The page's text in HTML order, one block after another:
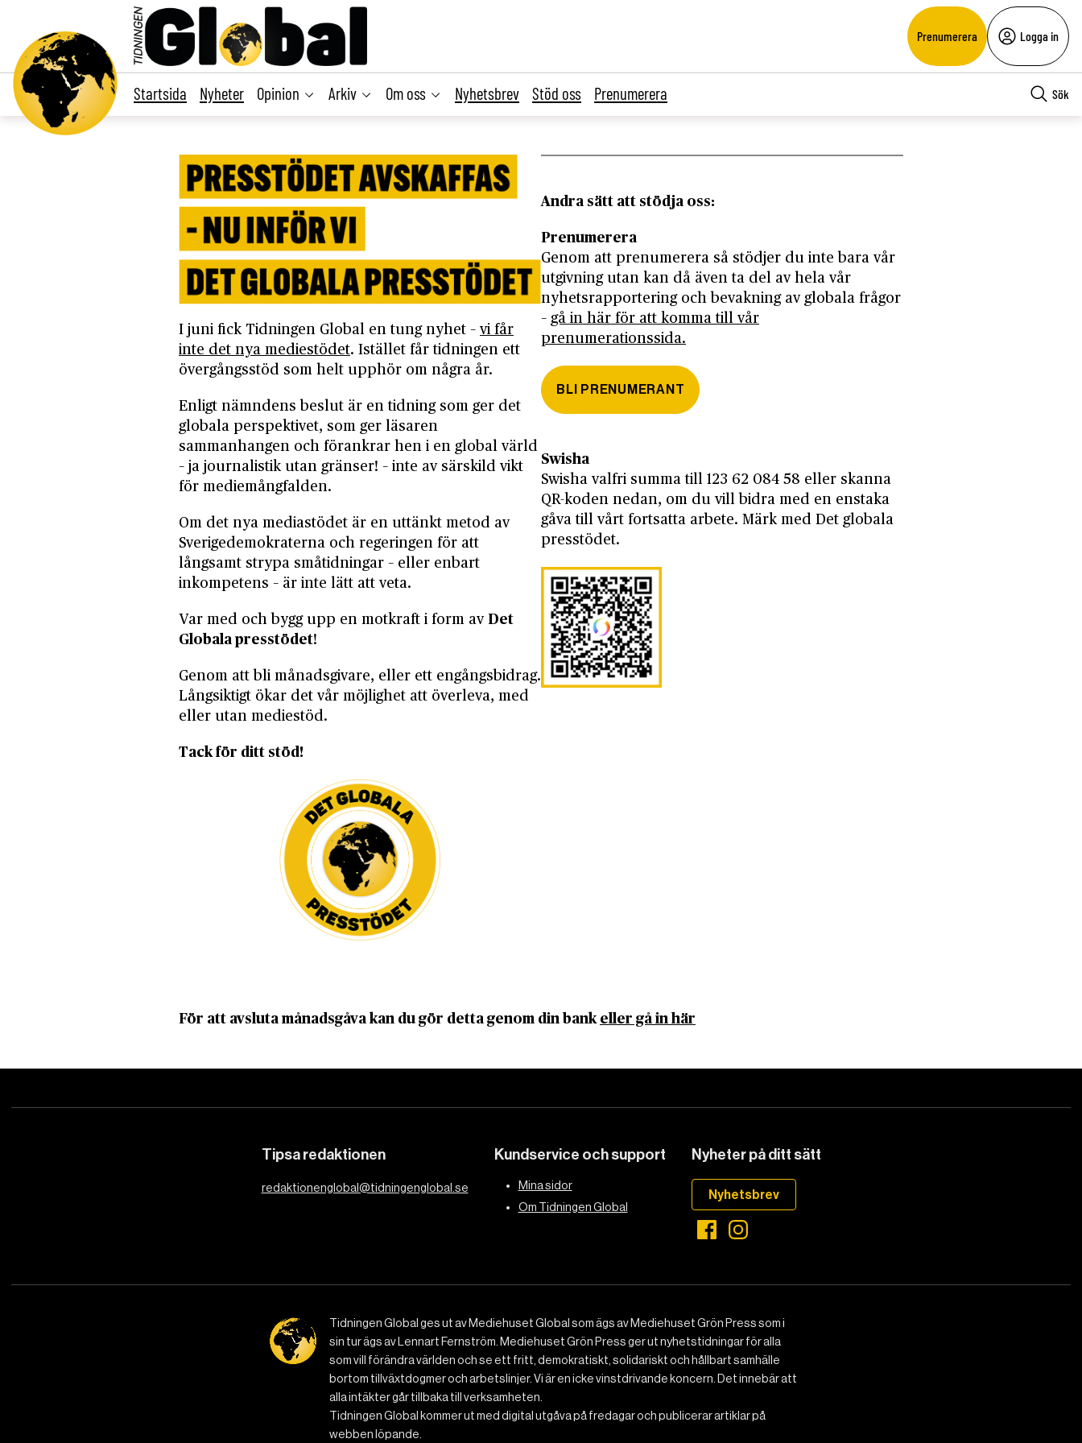
Prenumerera Logga in
Startsida Nyheter Opinion Arkiv Om oss Nyhetsbrev Stöd oss Prenumerera Sök
I juni fick Tidningen Global en tung nyhet – vi får
inte det nya mediestödet. Istället får tidningen ett
övergångsstöd som helt upphör om några år.
Enligt nämndens beslut är en tidning som ger det
globala perspektivet, som ger läsaren
sammanhangen och förankrar hen i en global värld
– ja journalistik utan gränser! – inte av särskild vikt
för mediemångfalden.
Om det nya mediastödet är en uttänkt metod av
Sverigedemokraterna och regeringen för att
långsamt strypa småtidningar – eller enbart
inkompetens – är inte lätt att veta.
Var med och bygg upp en motkraft i form av Det
Globala presstödet!
Genom att bli månadsgivare, eller ett engångsbidrag.
Långsiktigt ökar det vår möjlighet att överleva, med
eller utan mediestöd.
Tack för ditt stöd!
Andra sätt att stödja oss:
Prenumerera
Genom att prenumerera så stödjer du inte bara vår
utgivning utan kan då även ta del av hela vår
nyhetsrapportering och bevakning av globala frågor
– gå in här för att komma till vår
prenumerationssida.
BLI PRENUMERANT
Swisha
Swisha valfri summa till 123 62 084 58 eller skanna
QR-koden nedan, om du vill bidra med en enstaka
gåva till vårt fortsatta arbete. Märk med Det globala
presstödet.
För att avsluta månadsgåva kan du gör detta genom din bank eller gå in här
Tipsa redaktionen
redaktionenglobal@tidningenglobal.se
Kundservice och support
Mina sidor
Om Tidningen Global
Nyheter på ditt sätt
Nyhetsbrev
Tidningen Global ges ut av Mediehuset Global som ägs av Mediehuset Grön Press som i
sin tur ägs av Lennart Fernström. Mediehuset Grön Press ger ut nyhetstidningar för alla
som vill förändra världen och se ett fritt, demokratiskt, solidariskt och hållbart samhälle
bortom tillväxtdogmer och arbetslinjer. Vi är en icke vinstdrivande koncern. Det innebär att
alla intäkter går tillbaka till verksamheten.
Tidningen Global kommer ut med digital utgåva på fredagar och publicerar artiklar på
webben löpande.
DET GLOBALA PRESSTÖDET